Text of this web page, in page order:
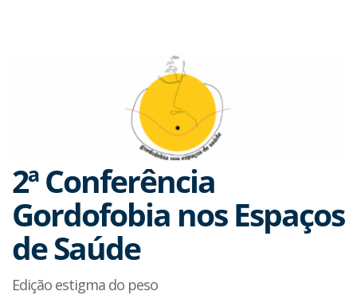
2ª Conferência
Gordofobia nos Espaços
de Saúde
Edição estigma do peso